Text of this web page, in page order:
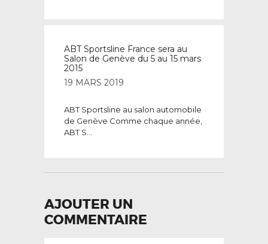
ABT Sportsline France sera au
Salon de Genève du 5 au 15 mars
2015
19 MARS 2019
ABT Sportsline au salon automobile
de Genève Comme chaque année,
ABT S...
AJOUTER UN
COMMENTAIRE